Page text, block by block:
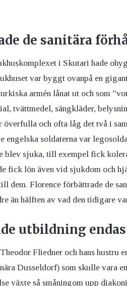
de sanitära
i Skutari hade
var byggt ovanpå en
armén lånat ut och som
tvättmedel, sängkläder,
överfulla och ofta låg det två i
engelska soldaterna var
blev sjuka, till exempel fick
fick lön även vid sjukdom och
dem. Florence förbättrade de
än hälften av vad den tidigare
utbildning
Fliedner och hans hustru
Dusseldorf) som skulle vara
växte så småningom upp